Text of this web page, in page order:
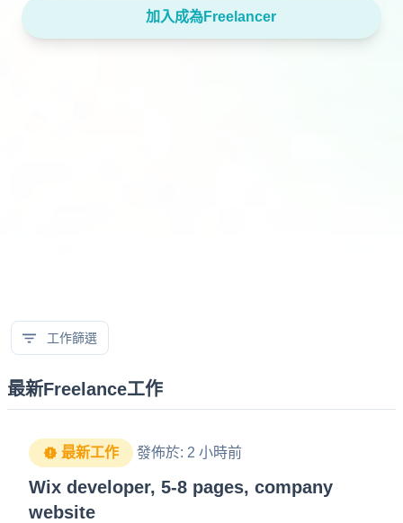
加入成為Freelancer
工作篩選
最新Freelance工作
最新工作 發佈於: 2 小時前
Wix developer, 5-8 pages, company
website